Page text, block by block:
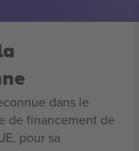
dans le
de financement de
pour sa